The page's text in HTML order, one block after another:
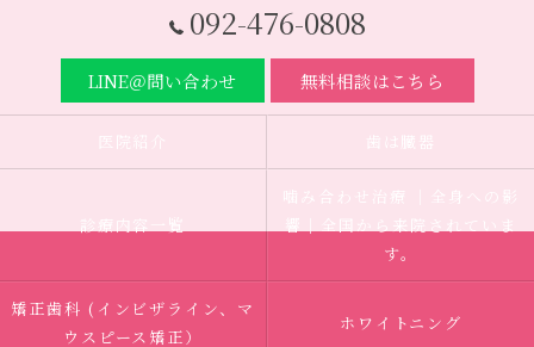
092-476-0808
LINE＠問い合わせ 無料相談はこちら
医院紹介 歯は臓器
診療内容一覧
噛み合わせ治療 ｜全身への影
響｜全国から来院されていま
す。
矯正歯科 (インビザライン、マ
ウスピース矯正）
ホワイトニング